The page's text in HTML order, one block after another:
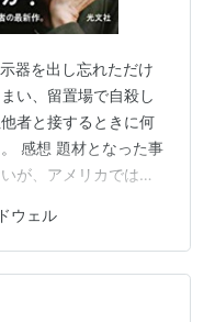
を出し忘れただけ
い、留置場で自殺し
者と接するときに何
感想 題材となった事
が、アメリカではわ
た事件。警官に憤
動にでも言及すれ
実際、当時のアメリ
書は、この時両者の
ウェル